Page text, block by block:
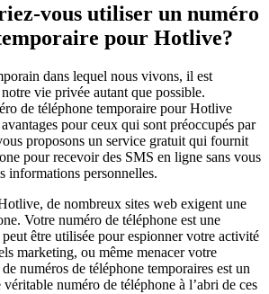
vous utiliser un numéro
pour Hotlive?
dans lequel nous vivons, il est
vie privée autant que possible.
de téléphone temporaire pour Hotlive
pour ceux qui sont préoccupés par
proposons un service gratuit qui fournit
pour recevoir des SMS en ligne sans vous
informations personnelles.
de nombreux sites web exigent une
Votre numéro de téléphone est une
être utilisée pour espionner votre activité
marketing, ou même menacer votre
numéros de téléphone temporaires est un
numéro de téléphone à l’abri de ces